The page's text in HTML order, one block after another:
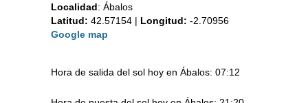
Localidad: Ábalos
Latitud: 42.57154 | Longitud: -2.70956
Google map
Hora de salida del sol hoy en Ábalos: 07:12